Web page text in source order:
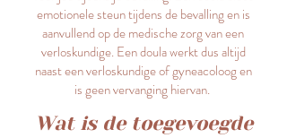
emotionele steun tijdens de bevalling en is
aanvullend op de medische zorg van een
verloskundige. Een doula werkt dus altijd
naast een verloskundige of gyneacoloog en
is geen vervanging hiervan.
Wat is de toegevoegde